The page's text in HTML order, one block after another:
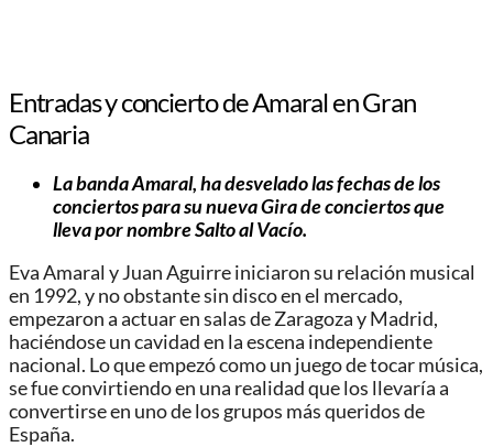
Entradas y concierto de Amaral en Gran
Canaria
La banda Amaral, ha desvelado las fechas de los
conciertos para su nueva Gira de conciertos que
lleva por nombre Salto al Vacío.
Eva Amaral y Juan Aguirre iniciaron su relación musical
en 1992, y no obstante sin disco en el mercado,
empezaron a actuar en salas de Zaragoza y Madrid,
haciéndose un cavidad en la escena independiente
nacional. Lo que empezó como un juego de tocar música,
se fue convirtiendo en una realidad que los llevaría a
convertirse en uno de los grupos más queridos de
España.